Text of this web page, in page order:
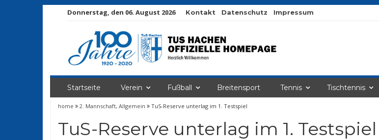
Donnerstag, den 06. August 2026 Kontakt Datenschutz Impressum
Startseite Verein Fußball Breitensport Tennis Tischtennis
home 2. Mannschaft, Allgemein TuS-Reserve unterlag im 1. Testspiel
TuS-Reserve unterlag im 1. Testspiel